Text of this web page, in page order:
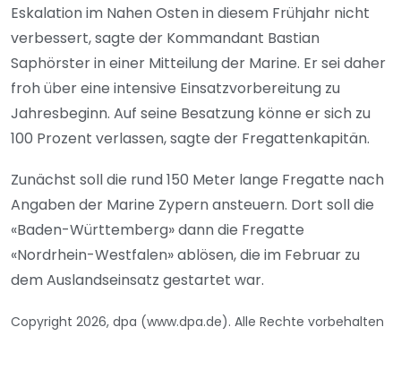
Eskalation im Nahen Osten in diesem Frühjahr nicht
verbessert, sagte der Kommandant Bastian
Saphörster in einer Mitteilung der Marine. Er sei daher
froh über eine intensive Einsatzvorbereitung zu
Jahresbeginn. Auf seine Besatzung könne er sich zu
100 Prozent verlassen, sagte der Fregattenkapitän.
Zunächst soll die rund 150 Meter lange Fregatte nach
Angaben der Marine Zypern ansteuern. Dort soll die
«Baden-Württemberg» dann die Fregatte
«Nordrhein-Westfalen» ablösen, die im Februar zu
dem Auslandseinsatz gestartet war.
Copyright 2026, dpa (www.dpa.de). Alle Rechte vorbehalten